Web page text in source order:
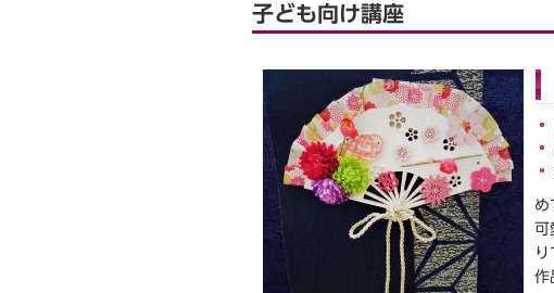
子ども向け講座
め
可
作